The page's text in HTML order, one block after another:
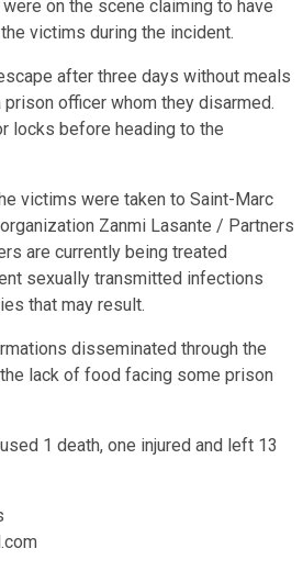
on the scene claiming to have
victims during the incident.
after three days without meals
officer whom they disarmed.
locks before heading to the
victims were taken to Saint-Marc
Zanmi Lasante / Partners
are currently being treated
sexually transmitted infections
that may result.
disseminated through the
lack of food facing some prison
1 death, one injured and left 13